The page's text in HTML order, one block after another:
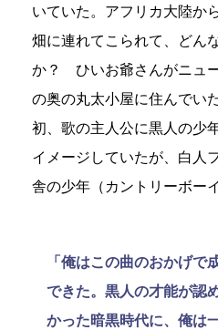
いていた。アフリカ大陸か
畑に連れてこられて、どん
か？ ひいお爺さんがニュ
の奥の丸太小屋に住んでい
初、歌の主人公に黒人の少
イメージしていたが、白人
舎の少年（カントリーボー
「俺はこの曲のおかげで
できた。黒人の才能が認
かった暗黒時代に、俺は